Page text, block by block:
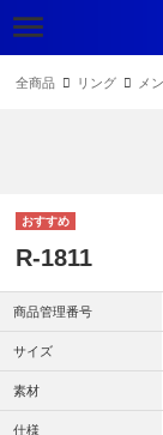
全商品 リング メ
R-1811
商品管理番号
サイズ
素材
仕様